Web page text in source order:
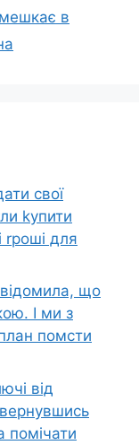
в
свої
kупити
rроші для
що
І ми з
помсти
від
помічати